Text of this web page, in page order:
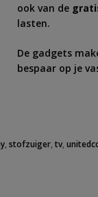
ook van de
lasten.
De gadgets
bespaar op je
,stofzuiger,tv,